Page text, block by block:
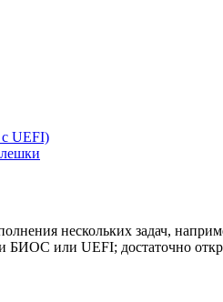
с UEFI)
нескольких задач,
или UEFI; достаточно